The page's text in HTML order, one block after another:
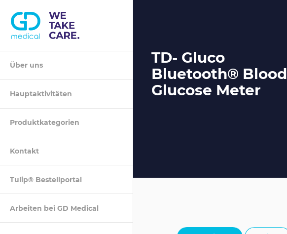
Über uns
Hauptaktivitäten
Produktkategorien
Kontakt
Tulip® Bestellportal
Arbeiten bei GD Medical
Suche
TD- Gluco
Bluetooth® Blood
Glucose Meter